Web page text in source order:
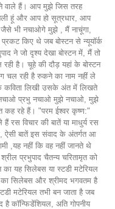
वाले हैं। आप मुझे जिस तरह
हूं और आप हो सूत्रधार, आप
भी नचाओगे मुझे , मैं नाचूंगा,
किए थे जब बोस्टन से न्यूयॉर्क
ने जो दृश्य देखा बोस्टन में, मैं तो
है। चूहे की दौड़ यहां के बोस्टन
चल रही है रुकने का नाम नहीं ले
कविता लिखी उसके अंत में लिखते
नचाओ प्रभु नचाओ मुझे नचाओ, मुझे
कह रहे हैं। "परम ईश्वर कृष्ण:"
रस विचार की बातें या माधुर्य रस
ऐसी बातें इस संवाद के अंतर्गत आ
,यह नहीं कि वह नहीं जानते थे
प्रभुपाद चैतन्य चरितामृत को
यह सिलेबस या स्टडी मटेरियल
का सिलेबस और श्रीमद भगवतम है
मटेरियल तभी बन जाता है जब
है कॉन्फिडेंशियल, अति गोपनीय